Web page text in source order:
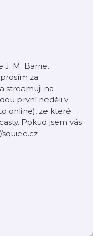
J. M. Barrie.
za
streamuji na
první neděli v
online), ze které
Pokud jsem vás